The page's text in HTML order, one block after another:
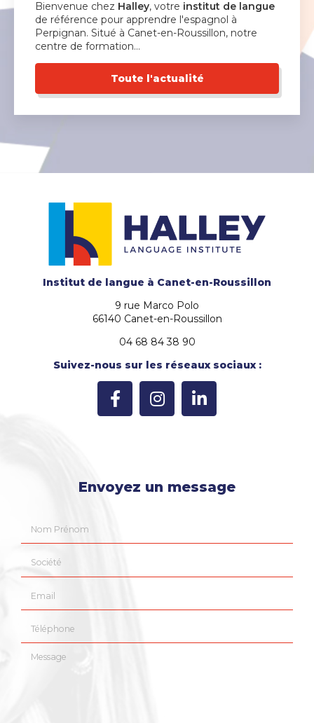
Bienvenue chez Halley, votre institut de langue
de référence pour apprendre l'espagnol à
Perpignan. Situé à Canet-en-Roussillon, notre
centre de formation…
Toute l'actualité
Institut de langue à Canet-en-Roussillon
9 rue Marco Polo
66140 Canet-en-Roussillon
04 68 84 38 90
Suivez-nous sur les réseaux sociaux :
Envoyez un message
Message